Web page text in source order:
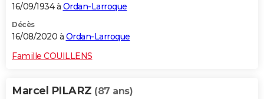
16/09/1934 à Ordan-Larroque
Décès
16/08/2020 à Ordan-Larroque
Famille COUILLENS
Marcel PILARZ (87 ans)